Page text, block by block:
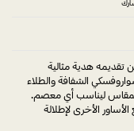
تقديمه هدية مثالية
الشفافة والطلاء
المقاس ليناسب أي معصم.
الأخرى لإطلالة